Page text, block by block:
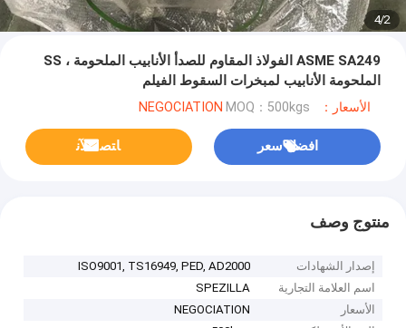
2
/
4
ASME SA249 الفولاذ المقاوم للصدأ الأنابيب الملحومة ، SS
الملحومة الأنابيب لمبخرات السقوط الفيلم
الأسعار：NEGOCIATION MOQ：500kgs
افضل سعر ﺎﺘﺼﻟ ﺍﻶﻧ
منتوج وصف
إصدار الشهادات
ISO9001, TS16949, PED, AD2000
اسم العلامة التجارية
SPEZILLA
الأسعار
NEGOCIATION